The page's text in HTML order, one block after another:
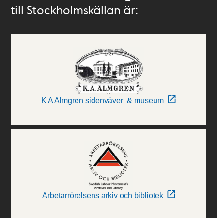
till Stockholmskällan är:
K A Almgren sidenväveri & museum
Arbetarrörelsens arkiv och bibliotek